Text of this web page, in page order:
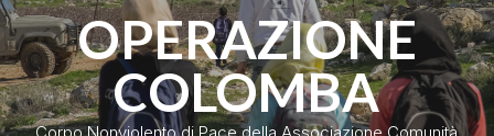
OPERAZIONE
COLOMBA